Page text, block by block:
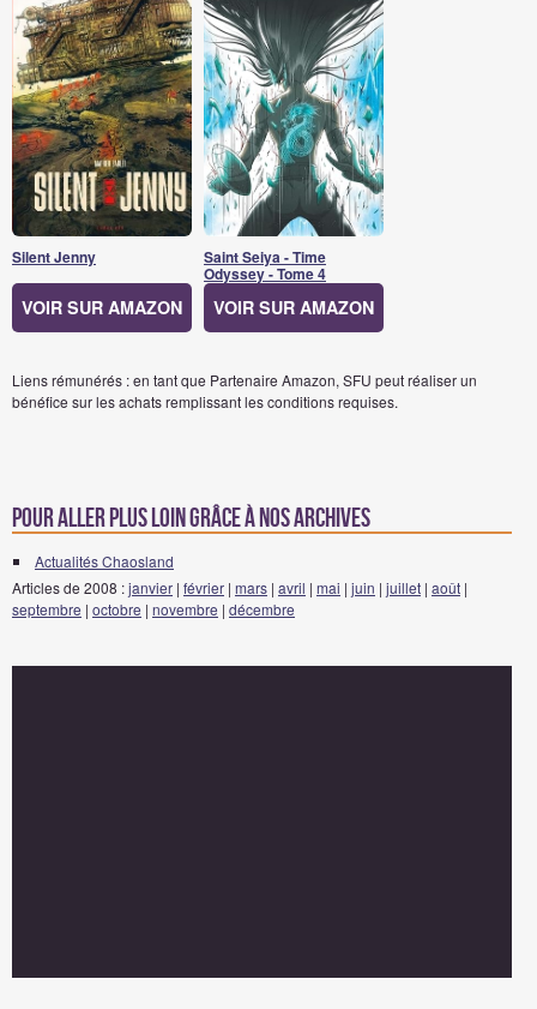
Silent Jenny
VOIR SUR AMAZON
Saint Seiya - Time
Odyssey - Tome 4
VOIR SUR AMAZON
Liens rémunérés : en tant que Partenaire Amazon, SFU peut réaliser un
bénéfice sur les achats remplissant les conditions requises.
Pour aller plus loin grâce à nos archives
Actualités Chaosland
Articles de 2008 :janvier | février | mars | avril | mai | juin | juillet | août |
septembre | octobre | novembre | décembre